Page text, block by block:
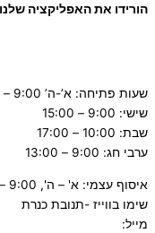
הורידו את האפליקציה שלנו
שעות פתיחה: א’-ה’ 9:00 – 17:00
שישי: 9:00 – 15:00
שבת: 10:00 – 17:00
ערבי חג: 9:00 – 13:00
איסוף עצמי: א' – ה', 9:00 – 16:00
שימו בווייז -תנובת כנרת
מייל: